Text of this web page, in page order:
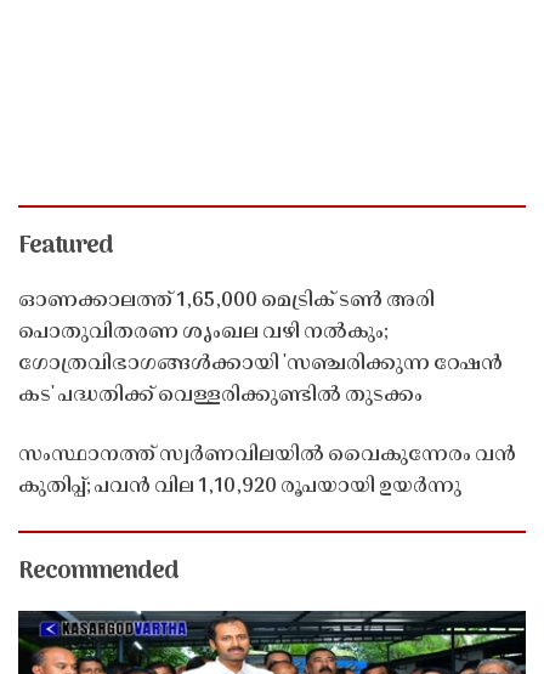
Featured
ഓണക്കാലത്ത് 1,65,000 മെട്രിക് ടൺ അരി
പൊതുവിതരണ ശൃംഖല വഴി നൽകും;
ഗോത്രവിഭാഗങ്ങൾക്കായി 'സഞ്ചരിക്കുന്ന റേഷൻ
കട' പദ്ധതിക്ക് വെള്ളരിക്കുണ്ടിൽ തുടക്കം
സംസ്ഥാനത്ത് സ്വർണവിലയിൽ വൈകുന്നേരം വൻ
കുതിപ്പ്; പവൻ വില 1,10,920 രൂപയായി ഉയർന്നു
Recommended